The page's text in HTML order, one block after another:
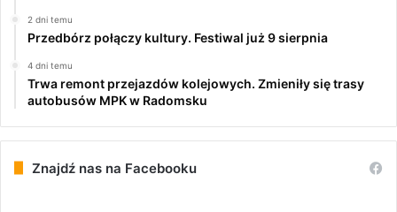
2 dni temu
Przedbórz połączy kultury. Festiwal już 9 sierpnia
4 dni temu
Trwa remont przejazdów kolejowych. Zmieniły się trasy
autobusów MPK w Radomsku
Znajdź nas na Facebooku